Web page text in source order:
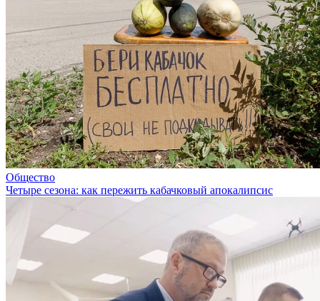
Общество
Четыре сезона: как пережить кабачковый апокалипсис